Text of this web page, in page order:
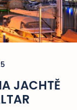
JACHTĚ